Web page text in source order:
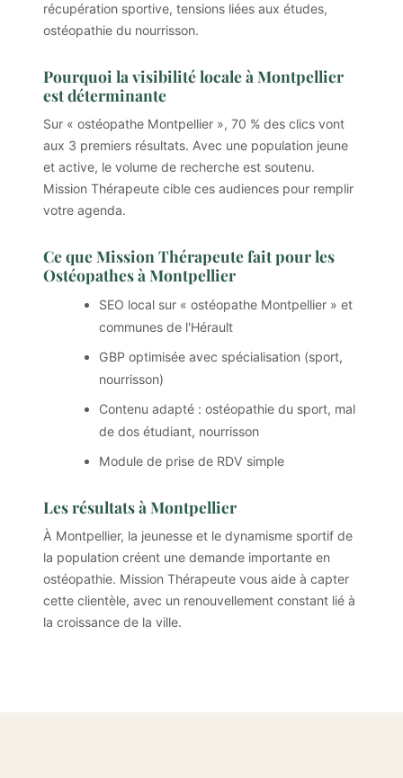
récupération sportive, tensions liées aux études,
ostéopathie du nourrisson.
Pourquoi la visibilité locale à Montpellier
est déterminante
Sur « ostéopathe Montpellier », 70 % des clics vont
aux 3 premiers résultats. Avec une population jeune
et active, le volume de recherche est soutenu.
Mission Thérapeute cible ces audiences pour remplir
votre agenda.
Ce que Mission Thérapeute fait pour les
Ostéopathes à Montpellier
SEO local sur « ostéopathe Montpellier » et
communes de l'Hérault
GBP optimisée avec spécialisation (sport,
nourrisson)
Contenu adapté : ostéopathie du sport, mal
de dos étudiant, nourrisson
Module de prise de RDV simple
Les résultats à Montpellier
À Montpellier, la jeunesse et le dynamisme sportif de
la population créent une demande importante en
ostéopathie. Mission Thérapeute vous aide à capter
cette clientèle, avec un renouvellement constant lié à
la croissance de la ville.